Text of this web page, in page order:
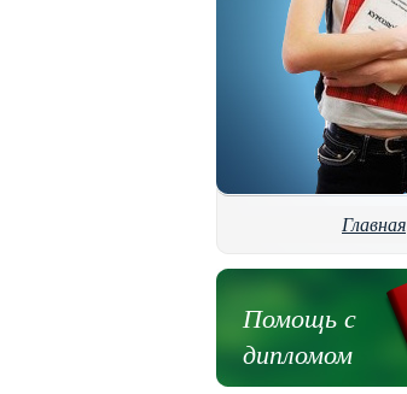
Главная
Помощь с
дипломом